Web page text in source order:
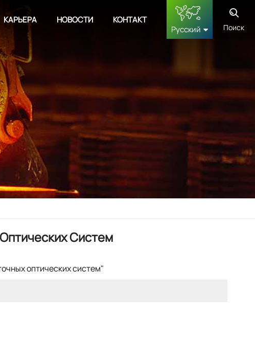
КАРЬЕРА НОВОСТИ
КОНТАКТ
Русский
français
Deutsch
русский
Поиск
Систем
оптических систем"